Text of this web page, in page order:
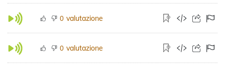
0 valutazione
0 valutazione